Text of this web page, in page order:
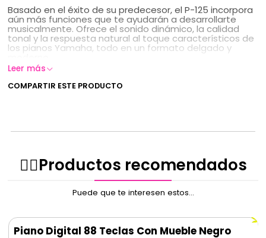
Basado en el éxito de su predecesor, el P-125 incorpora
aún más funciones que te ayudarán a desarrollarte
musicalmente. Ofrece el sonido dinámico, la calidad
tonal y la respuesta natural al toque característicos de
los pianos Yamaha, todo en un formato delgado y
pensando en la comodidad del usuario: su superficie
La sensación de un piano
real
Calidad de Piano única en
Yamaha
El Motor de Sonido Pure CF, exclusivo de Yamaha, es el
resultado de más de un siglo manufacturando pianos
Leer más
COMPARTIR ESTE PRODUCTO
✌🏻️Productos recomendados
Puede que te interesen estos...
Piano Digital 88 Teclas Con Mueble Negro